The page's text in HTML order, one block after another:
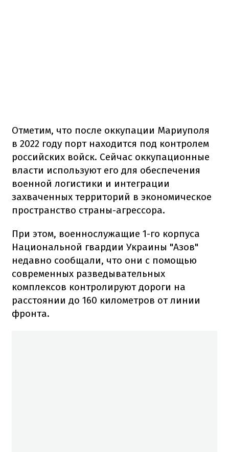
Отметим, что после оккупации Мариуполя
в 2022 году порт находится под контролем
российских войск. Сейчас оккупационные
власти используют его для обеспечения
военной логистики и интеграции
захваченных территорий в экономическое
пространство страны-агрессора.
При этом, военнослужащие 1-го корпуса
Национальной гвардии Украины "Азов"
недавно сообщали, что они с помощью
современных разведывательных
комплексов контролируют дороги на
расстоянии до 160 километров от линии
фронта.